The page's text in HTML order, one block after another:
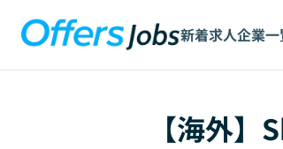
新着求人企業
【海外】